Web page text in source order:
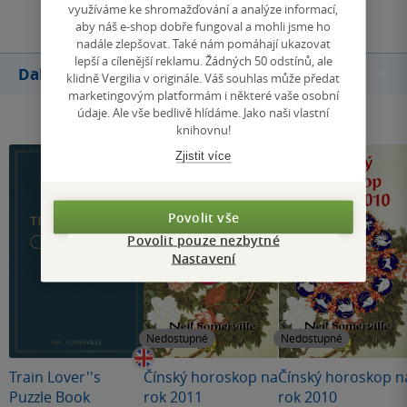
Další knihy autora
Train Lover''s
Puzzle Book
Nedostupné
Čínský horoskop na
rok 2011
Nedostupné
Čínský horoskop
rok 2010
využíváme ke shromažďování a analýze informací,
aby náš e-shop dobře fungoval a mohli jsme ho
nadále zlepšovat. Také nám pomáhají ukazovat
lepší a cílenější reklamu. Žádných 50 odstínů, ale
klidně Vergilia v originále. Váš souhlas může předat
marketingovým platformám i některé vaše osobní
údaje. Ale vše bedlivě hlídáme. Jako naši vlastní
knihovnu!
Zjistit více
Povolit vše
Povolit pouze nezbytné
Nastavení